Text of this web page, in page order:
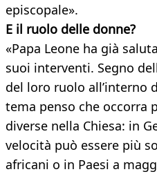
episcopale».
E il ruolo delle donne?
«Papa Leone ha già
suoi interventi. Segno
del loro ruolo all’interno
tema penso che occorra
diverse nella Chiesa: in
velocità può essere più
africani o in Paesi a